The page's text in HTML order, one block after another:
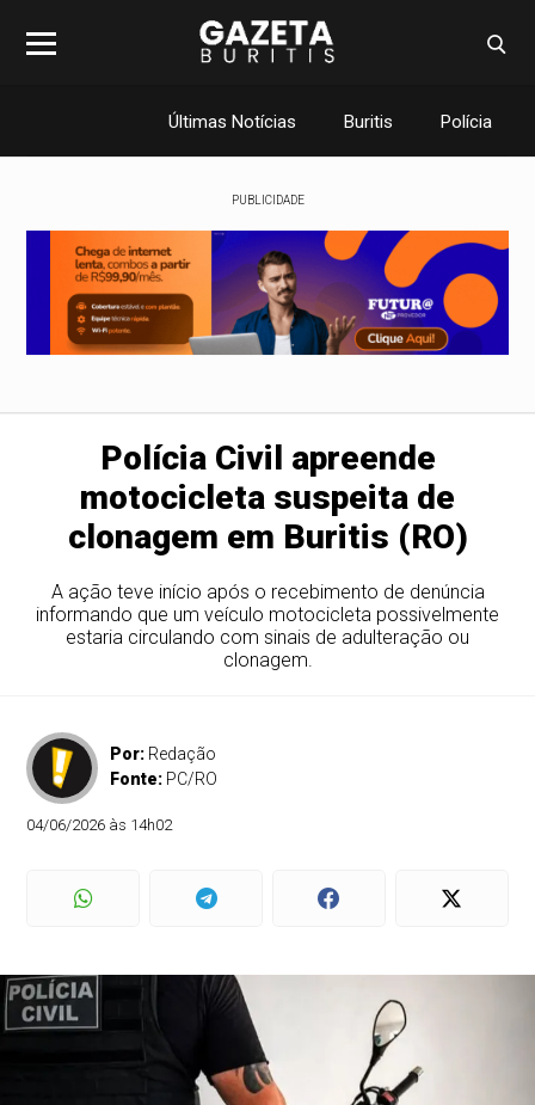
Últimas Notícias Buritis Polícia
PUBLICIDADE
Polícia Civil apreende
motocicleta suspeita de
clonagem em Buritis (RO)
A ação teve início após o recebimento de denúncia
informando que um veículo motocicleta possivelmente
estaria circulando com sinais de adulteração ou
clonagem.
Por: Redação
Fonte: PC/RO
04/06/2026 às 14h02